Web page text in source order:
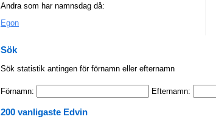
Andra som har namnsdag då:
Egon
Sök
Sök statistik antingen för förnamn eller efternamn
Förnamn: Efternamn:
200 vanligaste Edvin